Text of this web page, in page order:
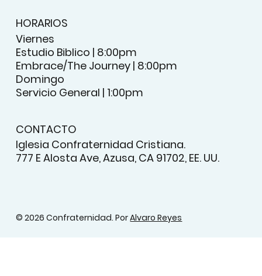
HORARIOS
Viernes
Estudio Biblico | 8:00pm
Embrace/The Journey | 8:00pm
Domingo
Servicio General | 1:00pm
CONTACTO
Iglesia Confraternidad Cristiana.
777 E Alosta Ave, Azusa, CA 91702, EE. UU.
© 2026 Confraternidad. PorAlvaro Reyes